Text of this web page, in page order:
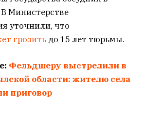
Министерстве
уточнили, что
грозить до 15 лет тюрьмы.
Фельдшеру выстрелили в
области: жителю села
приговор